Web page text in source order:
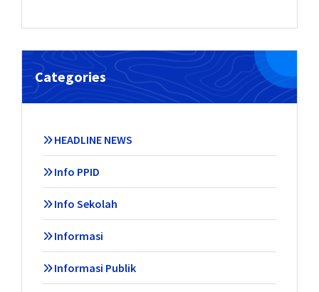
Categories
HEADLINE NEWS
Info PPID
Info Sekolah
Informasi
Informasi Publik